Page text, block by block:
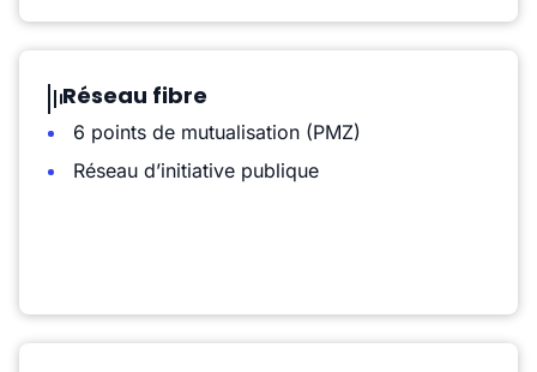
Réseau fibre
6 points de mutualisation (PMZ)
Réseau d’initiative publique